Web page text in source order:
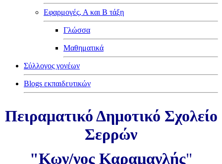
Εφαρμογές, Α και Β τάξη
Γλώσσα
Μαθηματικά
Σύλλογος γονέων
Blogs εκπαιδευτικών
Πειραματικό Δημοτικό Σχολείο
Σερρών
"Κων/νος Καραμανλής"